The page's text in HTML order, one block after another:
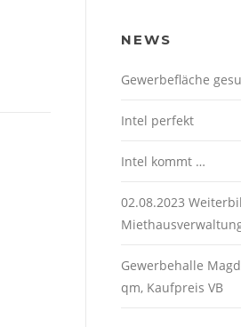
NEWS
Gewerbefläche
Intel perfekt
Intel kommt …
02.08.2023
Gewerbehalle
qm, Kaufpreis VB